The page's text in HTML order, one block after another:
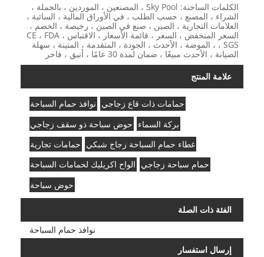
الكلمات الساخنة: Sky Pool ، المصنعين ، الموردين ، بالجملة ،
الشراء ، المصنع ، حسب الطلب ، في الأوراق المالية ، السائبة ،
العلامات التجارية ، الصين ، صنع في الصين ، رخيصة ، الخصم ،
السعر المنخفض ، السعر ، قائمة الأسعار ، الاقتباس ، CE ، FDA
، SGS ، الموضة ، الأحدث ، الجودة ، المتقدمة ، المتينة ، سهلة
الصيانة ، الأحدث مبيعًا ، ضمان لمدة 30 عامًا ، أنيق ، فاخر
علامة المنتج
نوافذ حمام السباحة حمامات ذات قاع زجاجي
حوض سباحة ذو سقف زجاجي بركة السماء
حمامات تجارية غطاء حمام السباحة زجاج شبكي
الواح اكريليك لحمامات السباحة حمام سباحة زجاجي
حوض سباحة
الفئة ذات الصلة
نوافذ حمام السباحة
إرسال استفسار